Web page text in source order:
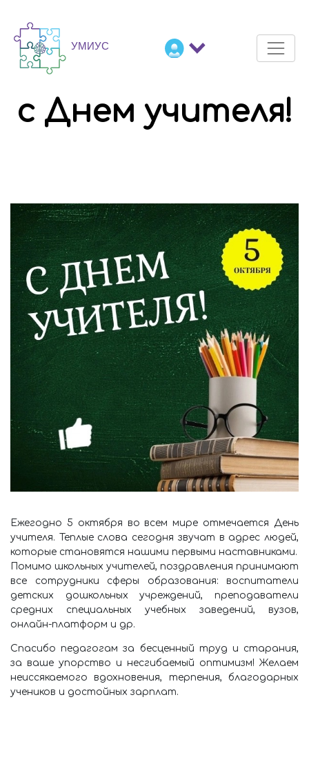
с Днем учителя!
Ежегодно 5 октября во всем мире отмечается День
учителя. Теплые слова сегодня звучат в адрес людей,
которые становятся нашими первыми наставниками.
Помимо школьных учителей, поздравления принимают
все сотрудники сферы образования: воспитатели
детских дошкольных учреждений, преподаватели
средних специальных учебных заведений, вузов,
онлайн-платформ и др.
Спасибо педагогам за бесценный труд и старания,
за ваше упорство и несгибаемый оптимизм! Желаем
неиссякаемого вдохновения, терпения, благодарных
учеников и достойных зарплат.